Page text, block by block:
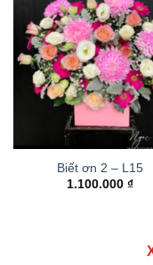
Biết ơn 2 – L15
1.100.000 ₫